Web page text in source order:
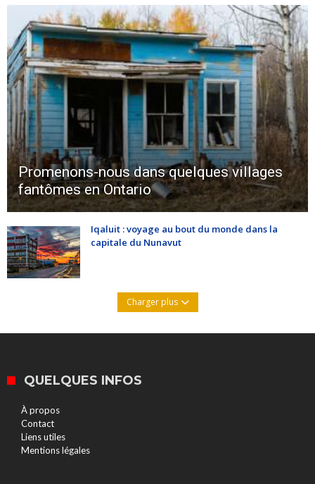
Promenons-nous dans quelques villages
fantômes en Ontario
Iqaluit : voyage au bout du monde dans la
capitale du Nunavut
Charger plus
QUELQUES INFOS
À propos
Contact
Liens utiles
Mentions légales